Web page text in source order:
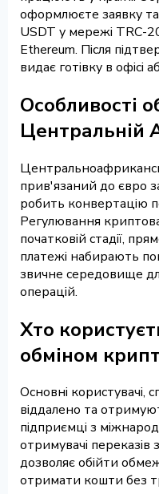
оформлюєте заявку
USDT у мережі TRC-
Ethereum. Після
видає готівку в офісі
Особливості
Центральній
прив'язаний до євро
робить конвертацію
Регулювання
початковій стадії,
платежі набирають
звичне середовище
операцій.
Хто
обміном
Основні користувачі,
віддалено та
підприємці з
отримувачі
дозволяє обійти
отримати кошти без